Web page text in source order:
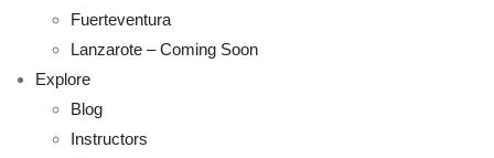
Fuerteventura
Lanzarote – Coming Soon
Explore
Blog
Instructors